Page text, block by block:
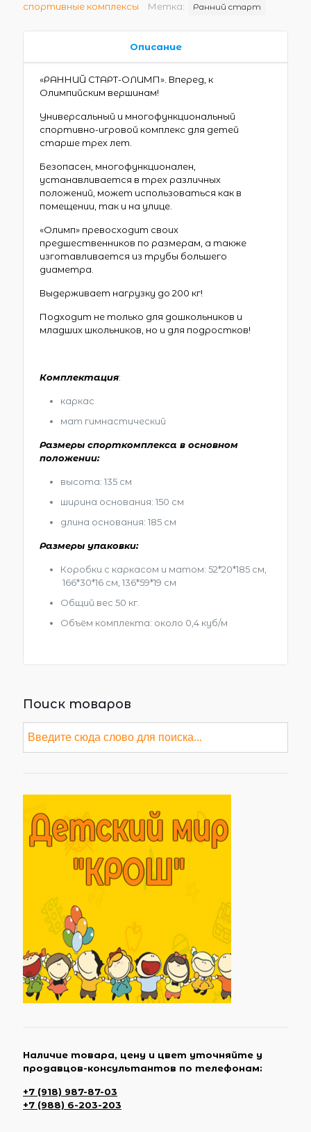
спортивные комплексы
Метка: Ранний старт
Описание
«РАННИЙ СТАРТ-ОЛИМП». Вперед, к
Олимпийским вершинам!
Универсальный и многофункциональный
спортивно-игровой комплекс для детей
старше трех лет.
Безопасен, многофункционален,
устанавливается в трех различных
положений, может использоваться как в
помещении, так и на улице.
«Олимп» превосходит своих
предшественников по размерам, а также
изготавливается из трубы большего
диаметра.
Выдерживает нагрузку до 200 кг!
Подходит не только для дошкольников и
младших школьников, но и для подростков!
Комплектация:
каркас
мат гимнастический
Размеры спорткомплекса в основном
положении:
высота: 135 см
ширина основания: 150 см
длина основания: 185 см
Размеры упаковки:
Коробки с каркасом и матом: 52*20*185 см,
166*30*16 см, 136*59*19 см
Общий вес 50 кг.
Объём комплекта: около 0,4 куб/м
Поиск товаров
Наличие товара, цену и цвет уточняйте у
продавцов-консультантов по телефонам:
+7 (918) 987-87-03
+7 (988) 6-203-203